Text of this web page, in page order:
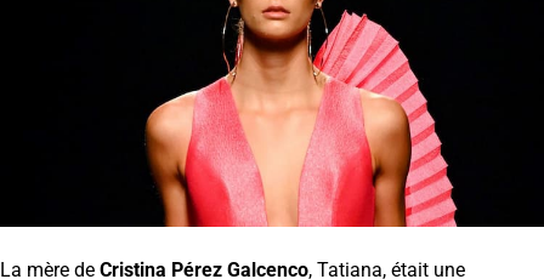
La mère de Cristina Pérez Galcenco, Tatiana, était une